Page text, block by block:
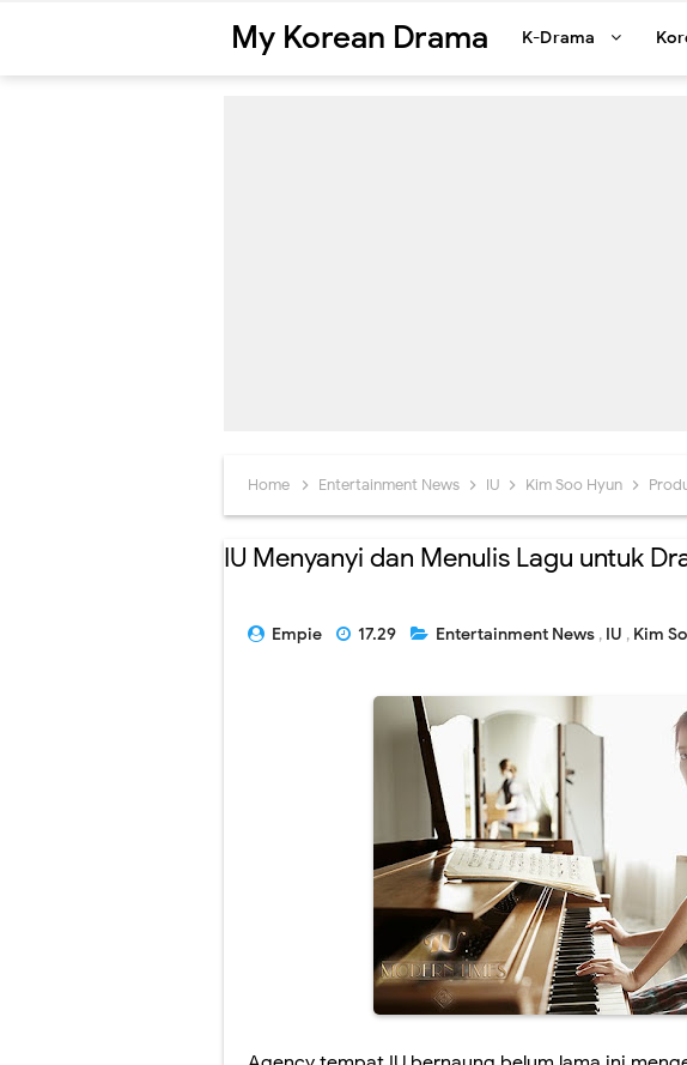
My Korean Drama K-Drama
Home Entertainment News IU Kim Soo Hyun
IU Menyanyi dan Menulis Lagu untuk
Empie 17.29 Entertainment News , IU , Kim